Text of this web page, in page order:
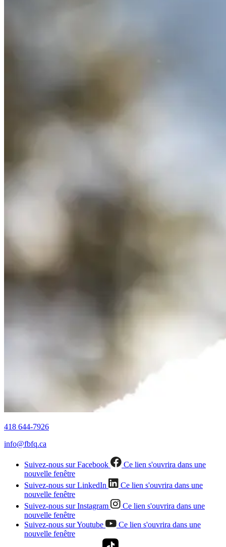
418 644-7926
info@fbfq.ca
Suivez-nous sur Facebook
Ce lien s'ouvrira dans une
nouvelle fenêtre
Suivez-nous sur LinkedIn
Ce lien s'ouvrira dans une
nouvelle fenêtre
Suivez-nous sur Instagram
Ce lien s'ouvrira dans une
nouvelle fenêtre
Suivez-nous sur Youtube
Ce lien s'ouvrira dans une
nouvelle fenêtre